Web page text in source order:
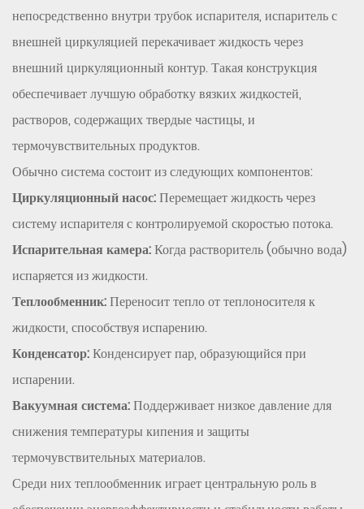
внешней
циркуляцией
4
Роль
основные
функции
4.1
1.
Передача
энергии
2.
Контроль
температуры
4.3
3.
локального
перегрева
4.4
непосредственно внутри трубок испарителя, испаритель с
внешней циркуляцией перекачивает жидкость через
внешний циркуляционный контур. Такая конструкция
обеспечивает лучшую обработку вязких жидкостей,
растворов, содержащих твердые частицы, и
термочувствительных продуктов.
Обычно система состоит из следующих компонентов:
Циркуляционный насос:Перемещает жидкость через
систему испарителя с контролируемой скоростью потока.
Испарительная камера:Когда растворитель (обычно вода)
испаряется из жидкости.
Теплообменник:Переносит тепло от теплоносителя к
жидкости, способствуя испарению.
Конденсатор:Конденсирует пар, образующийся при
испарении.
Вакуумная система:Поддерживает низкое давление для
снижения температуры кипения и защиты
термочувствительных материалов.
Среди них теплообменник играет центральную роль в